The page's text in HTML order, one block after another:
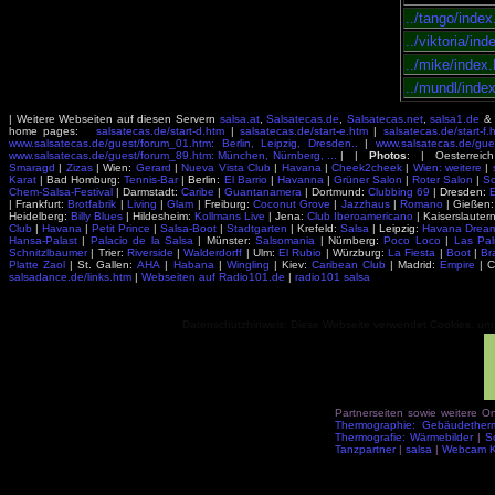
../tango/
../viktoria/
../mike/
../mundl/
| Weitere Webseiten auf diesen Servern salsa.at,Salsatecas.de, Salsatecas.net,salsa1.de &
home pages:salsatecas.de/start-d.htm salsatecas.de/start-e.htm| salsatecas.de/start-
www.salsatecas.de/guest/forum_01.htm: Berlin, Leipzig, Dresden.. |www.salsatecas.de/
www.salsatecas.de/guest/forum_89.htm: München, Nürnberg, ...
Photos: | Oesterreich
Smaragd
Zizas| Wien: Gerard Nueva Vista Club| Havana|Cheek2cheek Wien: weitere
Karat | Bad Homburg:Tennis-Bar| Berlin: El Barrio| Havanna| Grüner Salon Roter Salon |
Chem-Salsa-Festival
| Darmstadt: Caribe Guantanamera | Dortmund: Clubbing 69 Dresden:
| Frankfurt: Brotfabrik Living |Glam | Freiburg: Coconut Grove Jazzhaus| Romano | Gießen:
Heidelberg: Billy Blues | Hildesheim: Kollmans Live | Jena:Club Iberoamericano |
Club
Havana Petit Prince Salsa-Boot Stadtgarten | Krefeld: Salsa Leipzig: Havana
Hansa-Palast
Palacio de la Salsa | Münster:Salsomania | Nürnberg: Poco Loco| Las
Schnitzlbaumer| Trier: Riverside |Walderdorff | Ulm: El Rubio | Würzburg: La Fiesta Boot|
Platte Zaol
| St. Gallen:AHA Habana| Wingling | Kiev: Caribean Club | Madrid: Empire |
salsadance.de/links.htm
Webseiten auf Radio101.de radio101 salsa
Partnerseiten sowie weitere
Thermographie:
Thermografie: Wärmebilder|
Tanzpartner| salsa| Webcam